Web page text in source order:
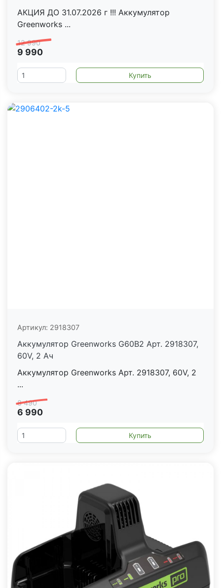
АКЦИЯ ДО 31.07.2026 г !!! Аккумулятор
Greenworks ...
12 990
9 990
Артикул: 2918307
Аккумулятор Greenworks G60B2 Арт. 2918307,
60V, 2 Ач
Аккумулятор Greenworks Арт. 2918307, 60V, 2
...
8 490
6 990